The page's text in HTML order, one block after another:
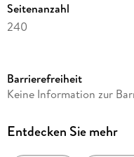
Seitenanzahl
240
Autor/Autorin
Verlag/Hersteller
Barrierefreiheit
Keine Information zur
Entdecken Sie mehr